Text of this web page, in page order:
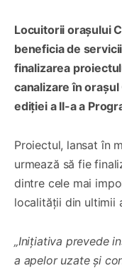
Locuitorii orașului
beneficia de
finalizarea
canalizare în
ediției a II-a a
Proiectul, lansat în
urmează să fie
dintre cele mai
localității din ultimii
„Inițiativa prevede
a apelor uzate și